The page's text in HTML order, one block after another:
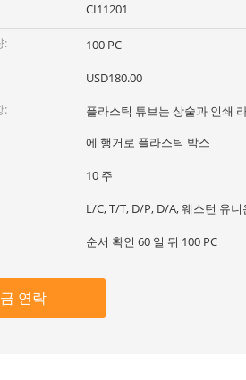
CI11201
:
100 PC
USD180.00
:
플라스틱 튜브는 상술과 인쇄
에 행거로 플라스틱 박스
10 주
L/C, T/T, D/P, D/A, 웨스턴 유니
순서 확인 60 일 뒤 100 PC
연락